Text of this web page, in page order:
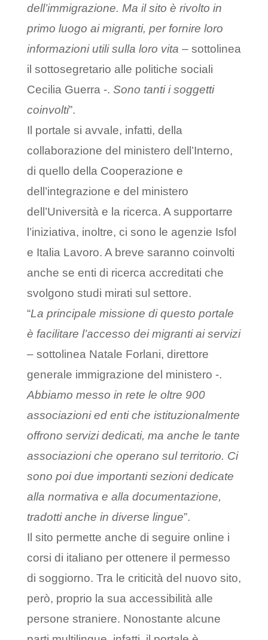
dell’immigrazione. Ma il sito è rivolto in
primo luogo ai migranti, per fornire loro
informazioni utili sulla loro vita – sottolinea
il sottosegretario alle politiche sociali
Cecilia Guerra -. Sono tanti i soggetti
coinvolti”.
Il portale si avvale, infatti, della
collaborazione del ministero dell’Interno,
di quello della Cooperazione e
dell’integrazione e del ministero
dell’Università e la ricerca. A supportarre
l’iniziativa, inoltre, ci sono le agenzie Isfol
e Italia Lavoro. A breve saranno coinvolti
anche se enti di ricerca accreditati che
svolgono studi mirati sul settore.
“La principale missione di questo portale
è facilitare l’accesso dei migranti ai servizi
– sottolinea Natale Forlani, direttore
generale immigrazione del ministero -.
Abbiamo messo in rete le oltre 900
associazioni ed enti che istituzionalmente
offrono servizi dedicati, ma anche le tante
associazioni che operano sul territorio. Ci
sono poi due importanti sezioni dedicate
alla normativa e alla documentazione,
tradotti anche in diverse lingue”.
Il sito permette anche di seguire online i
corsi di italiano per ottenere il permesso
di soggiorno. Tra le criticità del nuovo sito,
però, proprio la sua accessibilità alle
persone straniere. Nonostante alcune